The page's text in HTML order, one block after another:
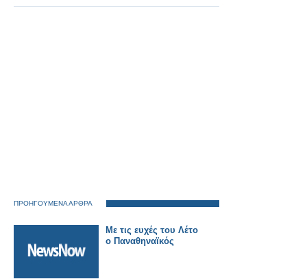
ΠΡΟΗΓΟΥΜΕΝΑ ΑΡΘΡΑ
Με τις ευχές του Λέτο
ο Παναθηναϊκός